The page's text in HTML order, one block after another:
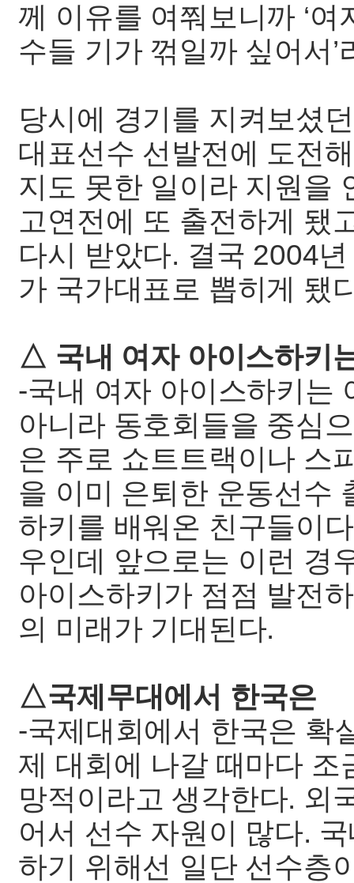
께 이유를 여쭤보니까 ‘
수들 기가 꺾일까 싶어서
당시에 경기를 지켜보셨
대표선수 선발전에 도전
지도 못한 일이라 지원을
고연전에 또 출전하게 됐
다시 받았다. 결국 2004
가 국가대표로 뽑히게 됐
△ 국내 여자 아이스하키
-국내 여자 아이스하키는
아니라 동호회들을 중심
은 주로 쇼트트랙이나 스
을 이미 은퇴한 운동선수
하키를 배워온 친구들이
우인데 앞으로는 이런 경
아이스하키가 점점 발전
의 미래가 기대된다.
△국제무대에서 한국은
-국제대회에서 한국은 확
제 대회에 나갈 때마다
망적이라고 생각한다. 외
어서 선수 자원이 많다.
하기 위해선 일단 선수층